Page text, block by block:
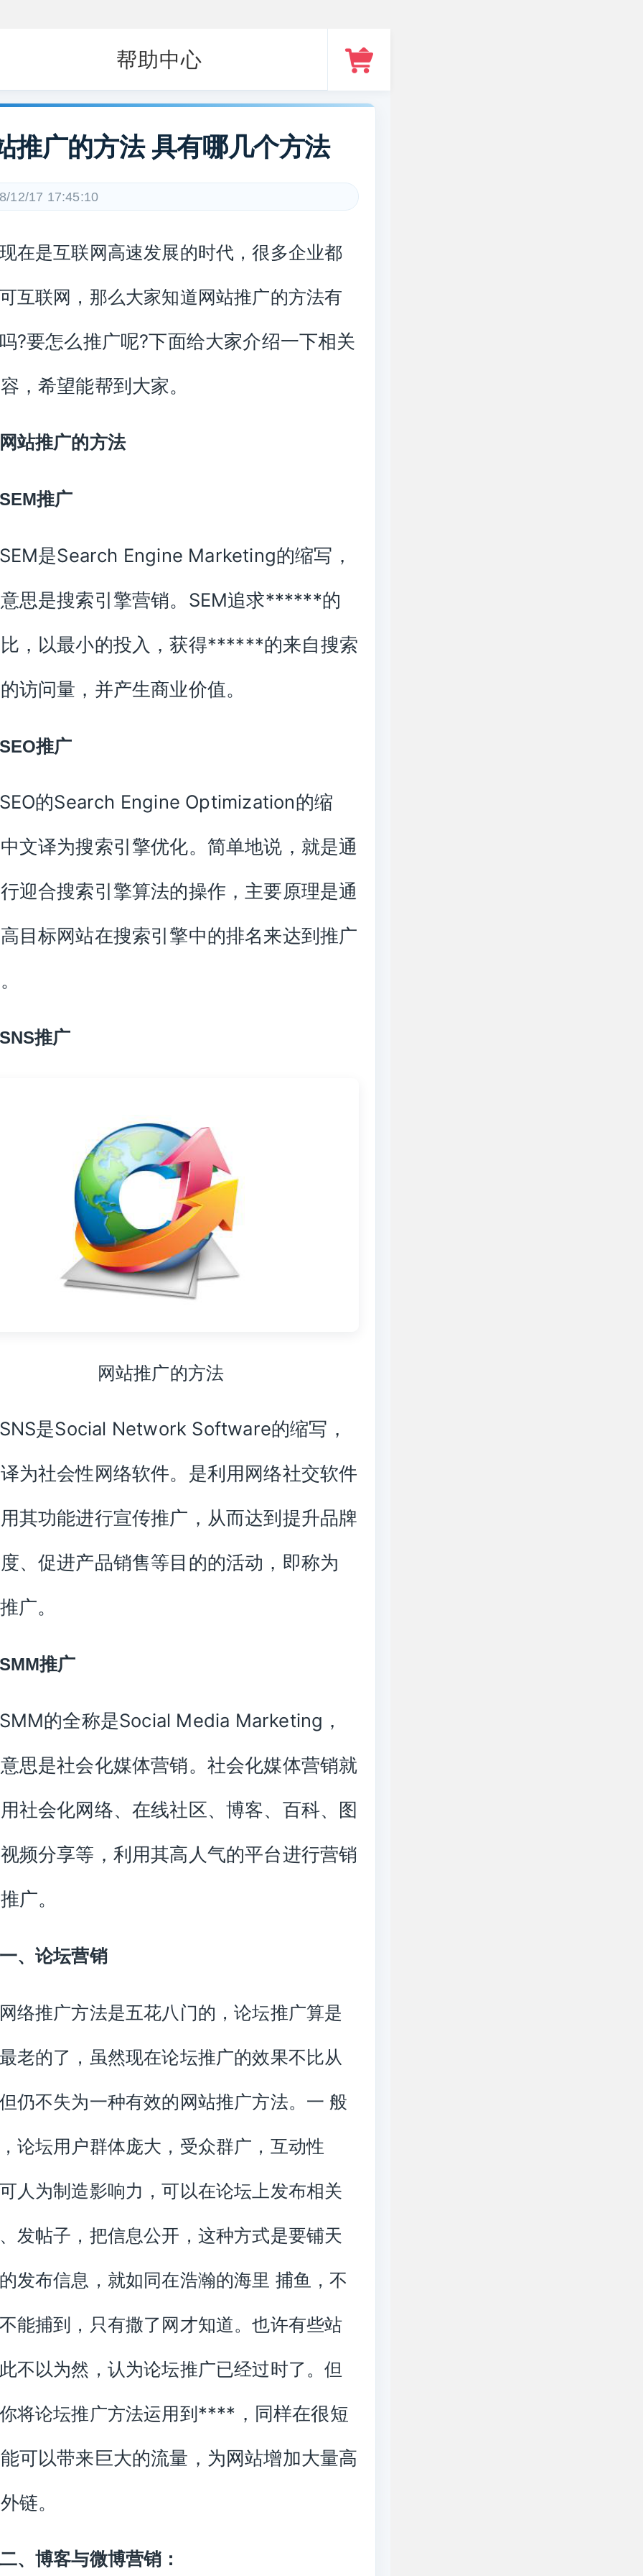
帮助中心
推广的方法 具有哪几个方法
12/17 17:45:10
互联网高速发展的时代，很多企业都
互联网，那么大家知道网站推广的方法有
?要怎么推广呢?下面给大家介绍一下相关
，希望能帮到大家。
站推广的方法
推广
是Search Engine Marketing的缩写，
思是搜索引擎营销。SEM追求******的
，以最小的投入，获得******的来自搜索
访问量，并产生商业价值。
推广
的Search Engine Optimization的缩
文译为搜索引擎优化。简单地说，就是通
迎合搜索引擎算法的操作，主要原理是通
目标网站在搜索引擎中的排名来达到推广
推广
网站推广的方法
是Social Network Software的缩写，
为社会性网络软件。是利用网络社交软件
其功能进行宣传推广，从而达到提升品牌
、促进产品销售等目的的活动，即称为
广。
推广
的全称是Social Media Marketing，
思是社会化媒体营销。社会化媒体营销就
社会化网络、在线社区、博客、百科、图
频分享等，利用其高人气的平台进行营销
广。
、论坛营销
广方法是五花八门的，论坛推广算是
老的了，虽然现在论坛推广的效果不比从
仍不失为一种有效的网站推广方法。一 般
论坛用户群体庞大，受众群广，互动性
人为制造影响力，可以在论坛上发布相关
发帖子，把信息公开，这种方式是要铺天
发布信息，就如同在浩瀚的海里 捕鱼，不
能捕到，只有撒了网才知道。也许有些站
不以为然，认为论坛推广已经过时了。但
将论坛推广方法运用到****，同样在很短
可以带来巨大的流量，为网站增加大量高
链。
、博客与微博营销：